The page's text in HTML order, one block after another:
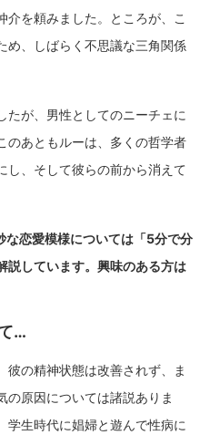
介を頼みました。ところが、こ
め、しばらく不思議な三角関係
たが、男性としてのニーチェに
のあともルーは、多くの哲学者
し、そして彼らの前から消えて
恋愛模様については「5分で分
説しています。興味のある方は
…
彼の精神状態は改善されず、ま
の原因については諸説ありま
学生時代に娼婦と遊んで性病に